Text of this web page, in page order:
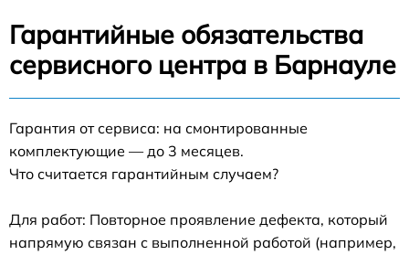
Гарантийные обязательства
сервисного центра в Барнауле
Гарантия от сервиса: на смонтированные
комплектующие — до 3 месяцев.
Что считается гарантийным случаем?
Для работ: Повторное проявление дефекта, который
напрямую связан с выполненной работой (например,